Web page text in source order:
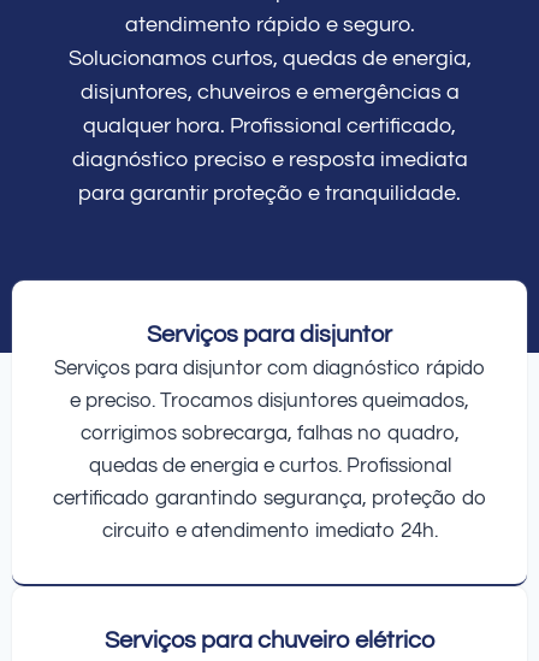
atendimento rápido e seguro.
Solucionamos curtos, quedas de energia,
disjuntores, chuveiros e emergências a
qualquer hora. Profissional certificado,
diagnóstico preciso e resposta imediata
para garantir proteção e tranquilidade.
Serviços para disjuntor
Serviços para disjuntor com diagnóstico rápido
e preciso. Trocamos disjuntores queimados,
corrigimos sobrecarga, falhas no quadro,
quedas de energia e curtos. Profissional
certificado garantindo segurança, proteção do
circuito e atendimento imediato 24h.
Serviços para chuveiro elétrico